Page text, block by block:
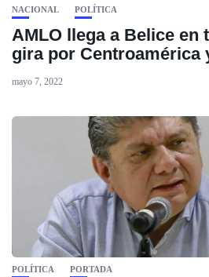
NACIONAL POLÍTICA
AMLO llega a Belice en
gira por Centroamérica
mayo 7, 2022
POLÍTICA PORTADA